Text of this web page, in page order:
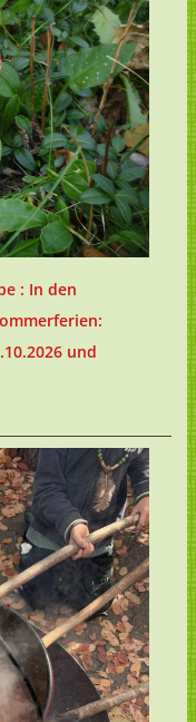
: In den
und